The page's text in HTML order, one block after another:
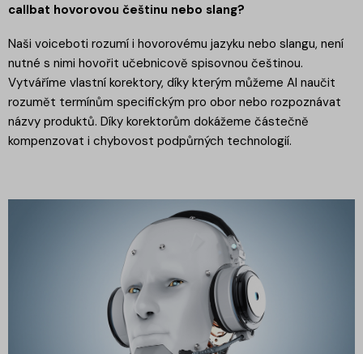
callbat hovorovou češtinu nebo slang?
Naši voiceboti rozumí i hovorovému jazyku nebo slangu, není
nutné s nimi hovořit učebnicově spisovnou češtinou.
Vytváříme vlastní korektory, díky kterým můžeme AI naučit
rozumět termínům specifickým pro obor nebo rozpoznávat
názvy produktů. Díky korektorům dokážeme částečně
kompenzovat i chybovost podpůrných technologií.